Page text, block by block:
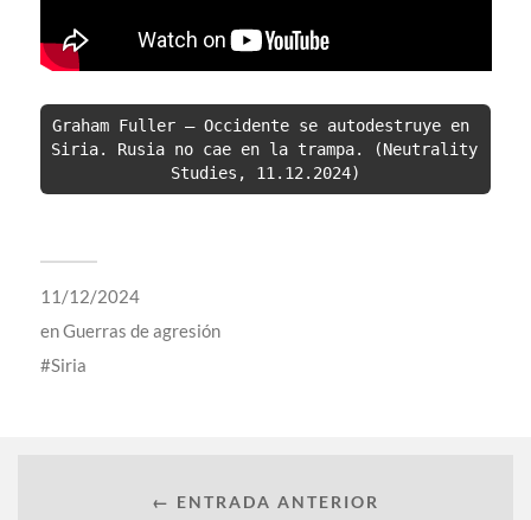
Graham Fuller – Occidente se autodestruye en
Siria. Rusia no cae en la trampa. (Neutrality
Studies, 11.12.2024)
11/12/2024
enGuerras de agresión
Siria
← ENTRADA ANTERIOR